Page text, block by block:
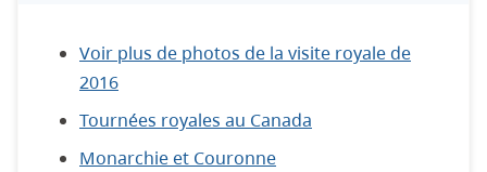
Voir plus de photos de la visite royale de
2016
Tournées royales au Canada
Monarchie et Couronne